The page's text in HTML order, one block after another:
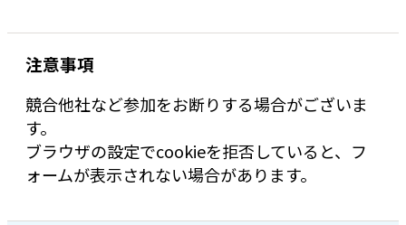
注意事項
競合他社など参加をお断りする場合がございま
す。
ブラウザの設定でcookieを拒否していると、フ
ォームが表示されない場合があります。